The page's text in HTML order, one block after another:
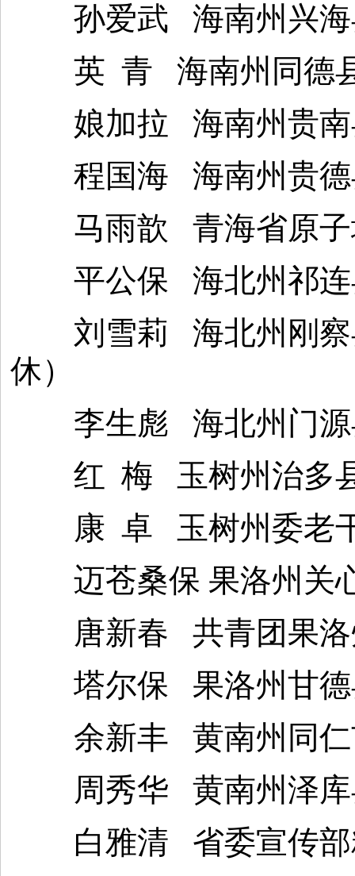
孙爱武 海南州兴海
英 青 海南州同德县
娘加拉 海南州贵南
程国海 海南州贵德
马雨歆 青海省原子
平公保 海北州祁连
刘雪莉 海北州刚察
休）
李生彪 海北州门源
红 梅 玉树州治多县
康 卓 玉树州委老干
迈苍桑保 果洛州关心
唐新春 共青团果洛
塔尔保 果洛州甘德
余新丰 黄南州同仁
周秀华 黄南州泽库
白雅清 省委宣传部